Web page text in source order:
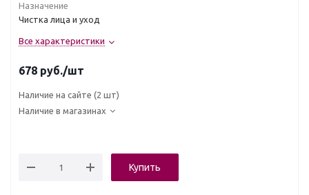
Назначение
Чистка лица и уход
Все характеристики
678 руб./шт
Наличие на сайте (2 шт)
Наличие в магазинах
Купить